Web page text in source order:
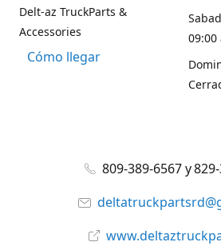
Delt-az TruckParts &
Accessories
Cómo llegar
09:00
809-389-6567 y